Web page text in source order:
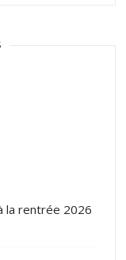
la rentrée 2026